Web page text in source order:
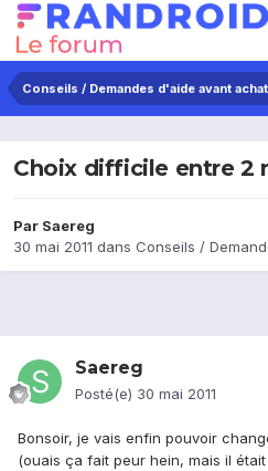
Conseils / Demandes d'aide avant achat
Choix difficile entre 2
Par Saereg
30 mai 2011 dans Conseils /
Saereg
Posté(e) 30 mai 2011
Bonsoir, je vais enfin pouvoir
(ouais ça fait peur hein, mais il